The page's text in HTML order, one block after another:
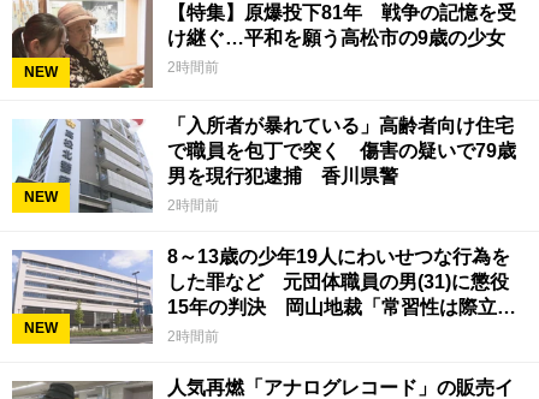
NEW
【特集】原爆投下81年 戦争の記憶を受
け継ぐ…平和を願う高松市の9歳の少女
2時間前
NEW
「入所者が暴れている」高齢者向け住宅
で職員を包丁で突く 傷害の疑いで79歳
男を現行犯逮捕 香川県警
2時間前
NEW
8～13歳の少年19人にわいせつな行為を
した罪など 元団体職員の男(31)に懲役
15年の判決 岡山地裁「常習性は際立っ
ていて被害結果も非常に重い」
2時間前
人気再燃「アナログレコード」の販売イ